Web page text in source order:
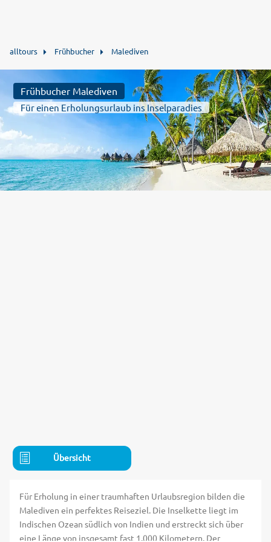
alltours Frühbucher Malediven
Frühbucher Malediven
Für einen Erholungsurlaub ins Inselparadies
Übersicht
Für Erholung in einer traumhaften Urlaubsregion bilden die
Malediven ein perfektes Reiseziel. Die Inselkette liegt im
Indischen Ozean südlich von Indien und erstreckt sich über
eine Länge von insgesamt fast 1.000 Kilometern. Der